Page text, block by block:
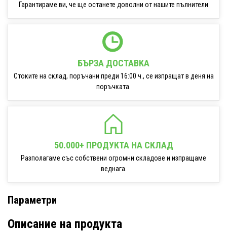
Гарантираме ви, че ще останете доволни от нашите пълнители
БЪРЗА ДОСТАВКА
Стоките на склад, поръчани преди 16:00 ч., се изпращат в деня на
поръчката.
50.000+ ПРОДУКТА НА СКЛАД
Разполагаме със собствени огромни складове и изпращаме
веднага.
Параметри
Описание на продукта